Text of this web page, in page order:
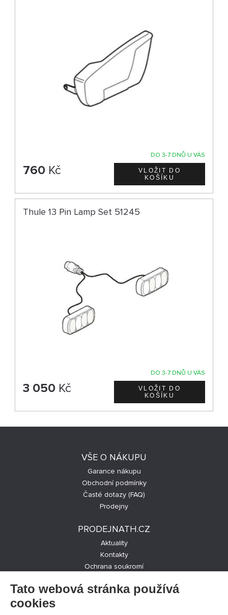
DO 3-7 DNŮ U VÁS
760 Kč
Thule 13 Pin Lamp Set 51245
DO 3-7 DNŮ U VÁS
3 050 Kč
VŠE O NÁKUPU
Garance nákupu
Obchodní podmínky
Časté dotazy (FAQ)
Prodejny
PRODEJNATH.CZ
Aktuality
Kontakty
Ochrana soukromí
SLEDUJTE NÁS NA SOCIÁLNÍCH SÍTÍCH
Tato webová stránka používá
cookies